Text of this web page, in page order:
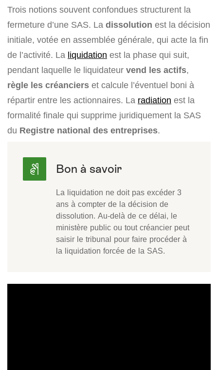
Trois notions souvent confondues structurent la
fermeture d’une SAS. La dissolution est la décision
initiale, votée en assemblée générale, qui acte la fin
de l’activité. La liquidation est la phase qui suit,
pendant laquelle le liquidateur vend les actifs,
règle les créanciers et calcule l’éventuel boni à
répartir entre les actionnaires. La radiation est la
formalité finale qui supprime juridiquement la SAS
du Registre national des entreprises.
La liquidation ne doit pas excéder 3
ans à compter de la décision de
dissolution. Au-delà de ce délai, le
ministère public ou tout créancier peut
saisir le tribunal pour faire procéder à
la liquidation forcée de la SAS.